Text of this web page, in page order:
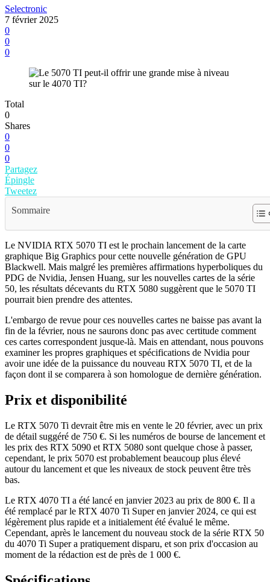
Selectronic
7 février 2025
0
0
0
Total
0
Shares
0
0
0
Partagez
Épingle
Tweetez
Sommaire
Le NVIDIA RTX 5070 TI est le prochain lancement de la carte
graphique Big Graphics pour cette nouvelle génération de GPU
Blackwell. Mais malgré les premières affirmations hyperboliques du
PDG de Nvidia, Jensen Huang, sur les nouvelles cartes de la série
50, les résultats décevants du RTX 5080 suggèrent que le 5070 TI
pourrait bien prendre des attentes.
L'embargo de revue pour ces nouvelles cartes ne baisse pas avant la
fin de la février, nous ne saurons donc pas avec certitude comment
ces cartes correspondent jusque-là. Mais en attendant, nous pouvons
examiner les propres graphiques et spécifications de Nvidia pour
avoir une idée de la puissance du nouveau RTX 5070 TI, et de la
façon dont il se comparera à son homologue de dernière génération.
Prix ​​et disponibilité
Le RTX 5070 Ti devrait être mis en vente le 20 février, avec un prix
de détail suggéré de 750 €. Si les numéros de bourse de lancement et
les prix des RTX 5090 et RTX 5080 sont quelque chose à passer,
cependant, le prix 5070 est probablement beaucoup plus élevé
autour du lancement et que les niveaux de stock peuvent être très
bas.
Le RTX 4070 TI a été lancé en janvier 2023 au prix de 800 €. Il a
été remplacé par le RTX 4070 Ti Super en janvier 2024, ce qui est
légèrement plus rapide et a initialement été évalué le même.
Cependant, après le lancement du nouveau stock de la série RTX 50
du 4070 Ti Super a pratiquement disparu, et son prix d'occasion au
moment de la rédaction est de près de 1 000 €.